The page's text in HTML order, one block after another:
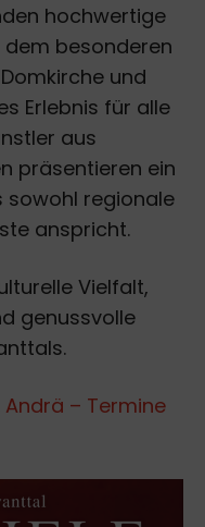
hochwertige
besonderen
und
Erlebnis für alle
aus
präsentieren ein
sowohl regionale
anspricht.
Vielfalt,
genussvolle
Andrä – Termine